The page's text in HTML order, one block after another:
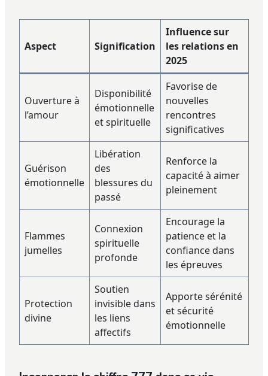
Aspect Signification
Influence sur
les relations en
2025
Ouverture à
l’amour
Disponibilité
émotionnelle
et spirituelle
Favorise de
nouvelles
rencontres
significatives
Guérison
émotionnelle
Libération
des
blessures du
passé
Renforce la
capacité à aimer
pleinement
Flammes
jumelles
Connexion
spirituelle
profonde
Encourage la
patience et la
confiance dans
les épreuves
Protection
divine
Soutien
invisible dans
les liens
affectifs
Apporte sérénité
et sécurité
émotionnelle